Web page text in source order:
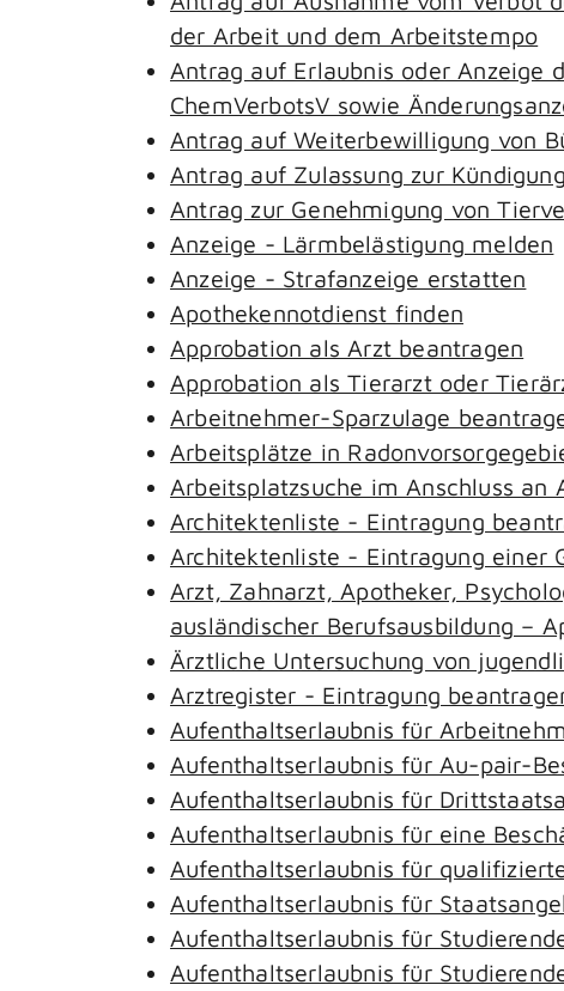
der Arbeit und dem Arbeitstempo
Antrag auf Erlaubnis oder Anzeige
ChemVerbotsV sowie
Antrag auf Weiterbewilligung von
Antrag auf Zulassung zur
Antrag zur Genehmigung von
Anzeige - Lärmbelästigung melden
Anzeige - Strafanzeige erstatten
Apothekennotdienst finden
Approbation als Arzt beantragen
Approbation als Tierarzt oder
Arbeitnehmer-Sparzulage
Arbeitsplätze in
Arbeitsplatzsuche im Anschluss an
Architektenliste - Eintragung
Architektenliste - Eintragung einer
Arzt, Zahnarzt, Apotheker,
ausländischer Berufsausbildung –
Ärztliche Untersuchung von
Arztregister - Eintragung
Aufenthaltserlaubnis für
Aufenthaltserlaubnis für Au-pair-
Aufenthaltserlaubnis für
Aufenthaltserlaubnis für eine
Aufenthaltserlaubnis für
Aufenthaltserlaubnis für
Aufenthaltserlaubnis für
Aufenthaltserlaubnis für